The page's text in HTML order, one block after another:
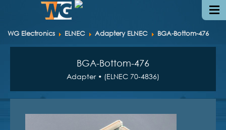
WG Electronics ELNEC Adaptery ELNEC BGA-Bottom-476
BGA-Bottom-476
Adapter • (ELNEC 70-4836)